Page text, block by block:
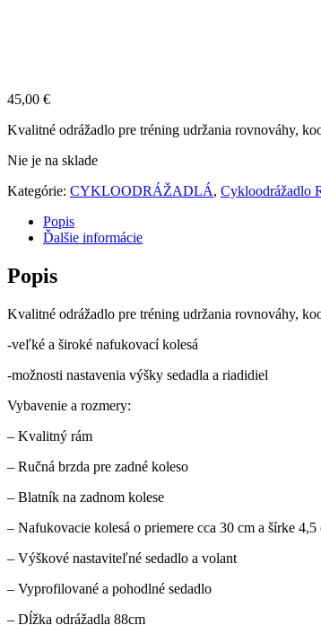
45,00 €
Kvalitné odrážadlo pre tréning udržania rovnováhy,
Nie je na sklade
Kategórie: CYKLOODRÁŽADLÁ, Cykloodrážadlo
Popis
Ďalšie informácie
Popis
Kvalitné odrážadlo pre tréning udržania rovnováhy,
-veľké a široké nafukovací kolesá
-možnosti nastavenia výšky sedadla a riadidiel
Vybavenie a rozmery:
– Kvalitný rám
– Ručná brzda pre zadné koleso
– Blatník na zadnom kolese
– Nafukovacie kolesá o priemere cca 30 cm a šírke 4,5
– Výškové nastaviteľné sedadlo a volant
– Vyprofilované a pohodlné sedadlo
– Dĺžka odrážadla 88cm